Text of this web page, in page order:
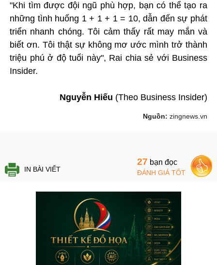
"Khi tìm được đội ngũ phù hợp, bạn có thể tạo ra
những tình huống 1 + 1 + 1 = 10, dẫn đến sự phát
triển nhanh chóng. Tôi cảm thấy rất may mắn và
biết ơn. Tôi thật sự không mơ ước mình trở thành
triệu phú ở độ tuổi này", Rai chia sẻ với Business
Insider.
Nguyễn Hiếu (Theo Business Insider)
Nguồn: zingnews.vn
IN BÀI VIẾT
27 bạn đọc
ĐÁNH GIÁ TỐT